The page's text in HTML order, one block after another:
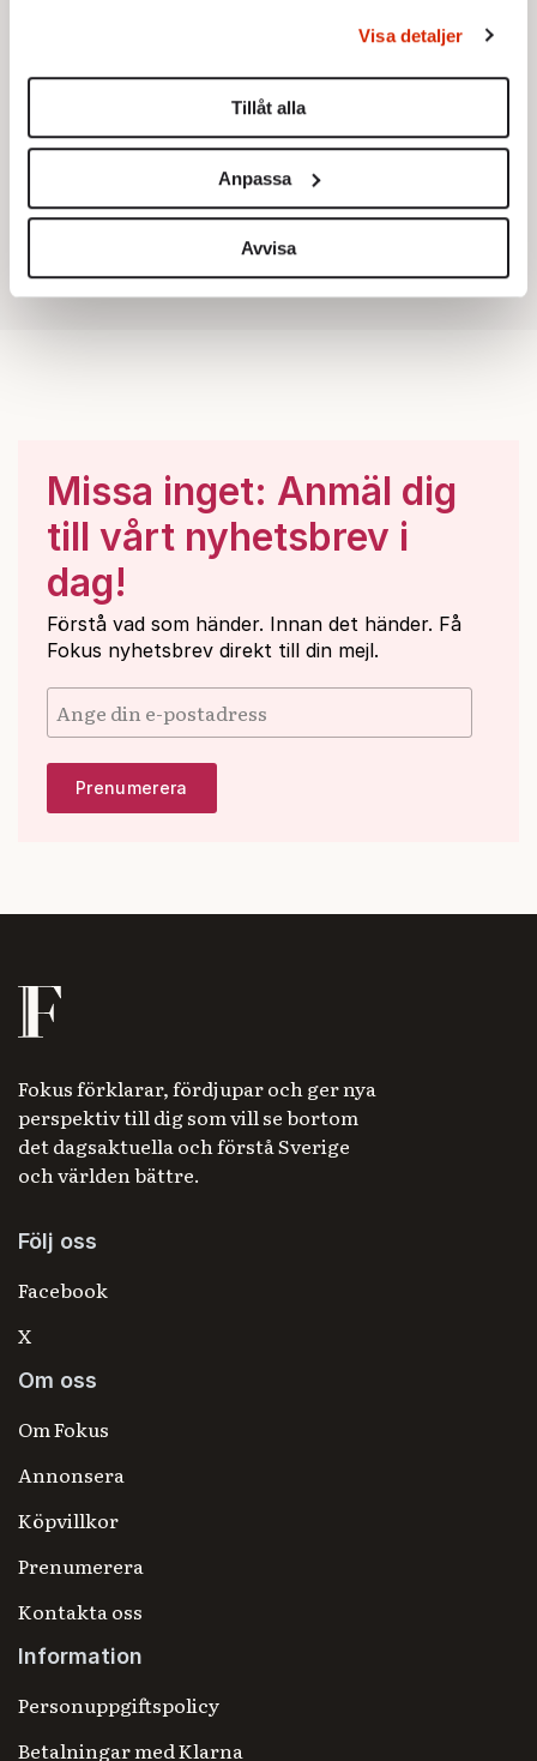
Du kan ändra eller dra tillbaka ditt samtycke när som
helst från cookie-förklaringen.
Vi använder enhetsidentifierare för att anpassa innehållet
för sociala medier och analysera vår trafik. Vi
vidarebefordrar även sådana identifierare och annan
information från din enhet till de sociala medier och
annons- och analysföretag som vi samarbetar med.
Visa detaljer
Tillåt alla
Anpassa
Avvisa
Missa inget: Anmäl dig
till vårt nyhetsbrev i
dag!
Förstå vad som händer. Innan det händer. Få
Fokus nyhetsbrev direkt till din mejl.
Fokus förklarar, fördjupar och ger nya
perspektiv till dig som vill se bortom
det dagsaktuella och förstå Sverige
och världen bättre.
Följ oss
Facebook
X
Om oss
Om Fokus
Annonsera
Köpvillkor
Prenumerera
Kontakta oss
Information
Personuppgiftspolicy
Betalningar med Klarna